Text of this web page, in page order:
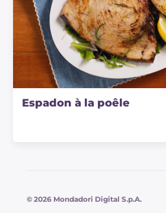
Espadon à la poêle
© 2026 Mondadori Digital S.p.A.